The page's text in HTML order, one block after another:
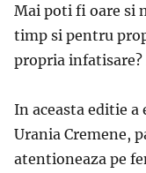
Mai poti fi oare si
timp si pentru
propria infatisare?
In aceasta editie
Urania Cremene,
atentioneaza pe